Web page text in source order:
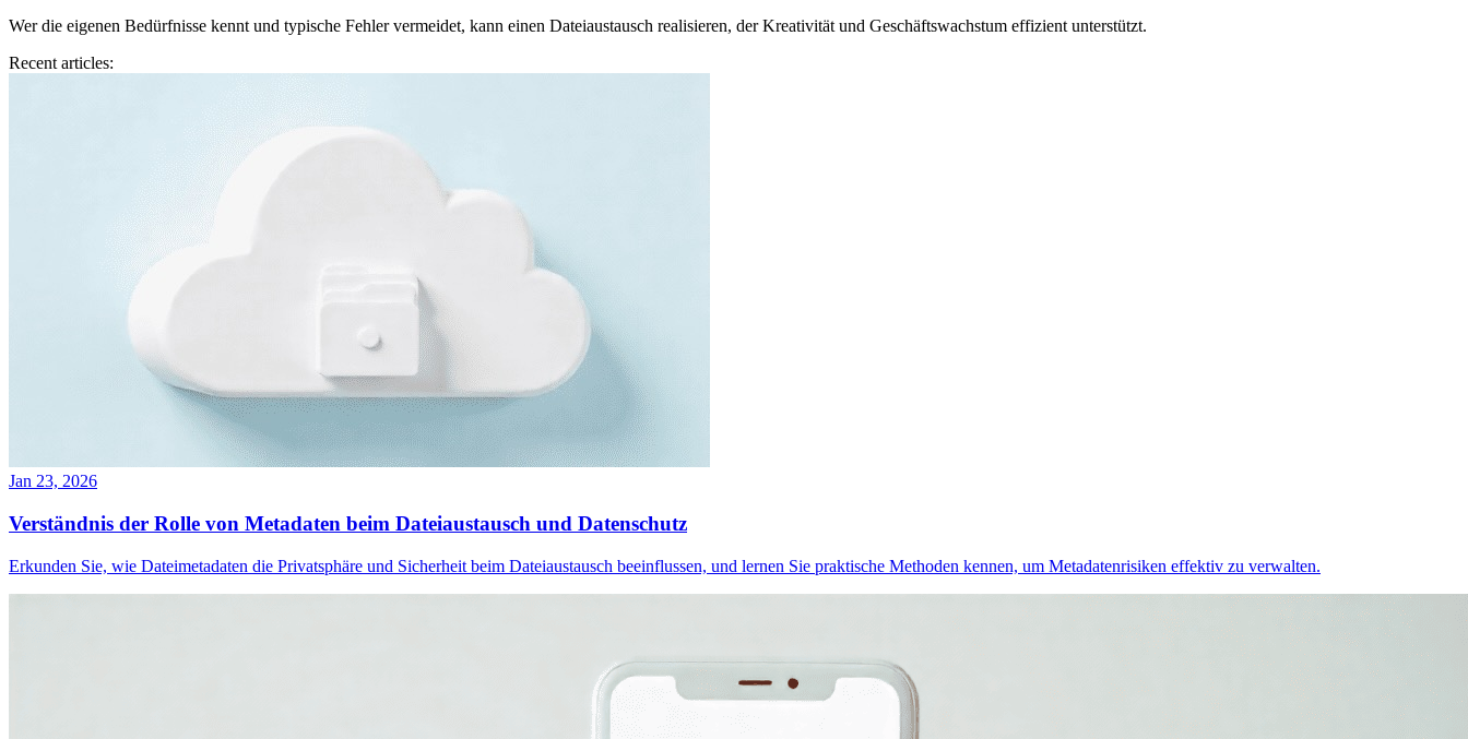
Wer die eigenen Bedürfnisse kennt und typische Fehler vermeidet, kann einen Dateiaustausch realisieren, der Kreativität und Geschäftswachstum effizient unterstützt.
Recent articles:
Jan 23, 2026
Verständnis der Rolle von Metadaten beim Dateiaustausch und Datenschutz
Erkunden Sie, wie Dateimetadaten die Privatsphäre und Sicherheit beim Dateiaustausch beeinflussen, und lernen Sie praktische Methoden kennen, um Metadatenrisiken effektiv zu verwalten.